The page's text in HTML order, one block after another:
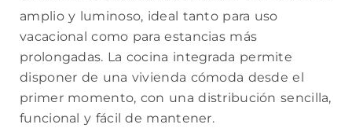
amplio y luminoso, ideal tanto para uso
vacacional como para estancias más
prolongadas. La cocina integrada permite
disponer de una vivienda cómoda desde el
primer momento, con una distribución sencilla,
funcional y fácil de mantener.